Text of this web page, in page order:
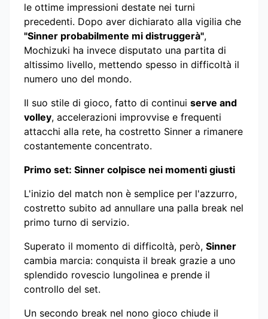
le ottime impressioni destate nei turni
precedenti. Dopo aver dichiarato alla vigilia che
"Sinner probabilmente mi distruggerà",
Mochizuki ha invece disputato una partita di
altissimo livello, mettendo spesso in difficoltà il
numero uno del mondo.
Il suo stile di gioco, fatto di continui serve and
volley, accelerazioni improvvise e frequenti
attacchi alla rete, ha costretto Sinner a rimanere
costantemente concentrato.
Primo set: Sinner colpisce nei momenti giusti
L'inizio del match non è semplice per l'azzurro,
costretto subito ad annullare una palla break nel
primo turno di servizio.
Superato il momento di difficoltà, però, Sinner
cambia marcia: conquista il break grazie a uno
splendido rovescio lungolinea e prende il
controllo del set.
Un secondo break nel nono gioco chiude il